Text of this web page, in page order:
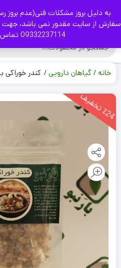
به دلیل بروز مشکلات فنی(عدم بروز
سفارش از سایت مقدور نمی باشد،
09332237114 تماس بگیرید.
خانه گیاهان دارویی کندر خوراکی
٪2
4
ت
خ
ف
یف